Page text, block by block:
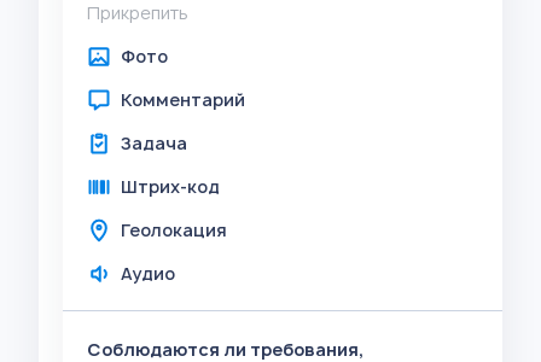
Прикрепить
Фото
Комментарий
Задача
Штрих-код
Геолокация
Аудио
Соблюдаются ли требования,